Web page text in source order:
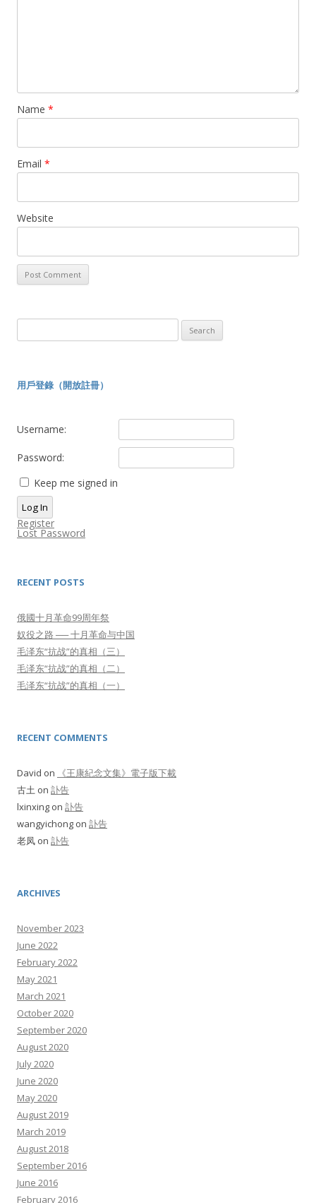
Name *
Email *
Website
for:
用戶登錄（開放註冊）
Username:
Password:
Keep me signed in
Log In
Register
Lost Password
RECENT POSTS
俄國十月革命99周年祭
奴役之路 ── 十月革命与中国
毛泽东“抗战”的真相（三）
毛泽东“抗战”的真相（二）
毛泽东“抗战”的真相（一）
RECENT COMMENTS
David on
《王康紀念文集》電子版下載
古土 on 訃告
lxinxing on 訃告
wangyichong on 訃告
老凤 on 訃告
ARCHIVES
November 2023
June 2022
February 2022
May 2021
March 2021
October 2020
September 2020
August 2020
July 2020
June 2020
May 2020
August 2019
March 2019
August 2018
September 2016
June 2016
February 2016